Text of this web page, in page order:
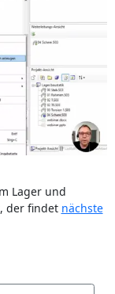
Lager und
der findet nächste